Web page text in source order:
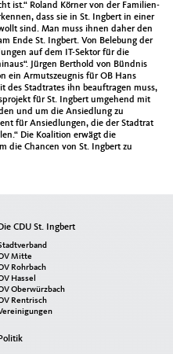
ist.“ Roland Körner von der Familien-
dass sie in St. Ingbert in einer
sind. Man muss ihnen daher den
Ende St. Ingbert. Von Belebung der
auf dem IT-Sektor für die
Jürgen Berthold von Bündnis
ein Armutszeugnis für OB Hans
des Stadtrates ihn beauftragen muss,
für St. Ingbert umgehend mit
und um die Ansiedlung zu
für Ansiedlungen, die der Stadtrat
Die Koalition erwägt die
die Chancen von St. Ingbert zu
Die CDU St. Ingbert
Mitte
Rohrbach
Hassel
Oberwürzbach
Rentrisch
Politik